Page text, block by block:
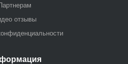
отзывы